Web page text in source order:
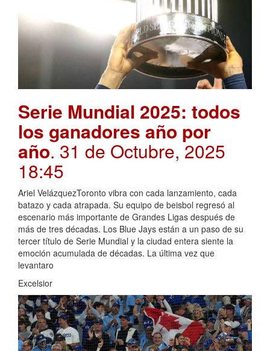
Serie Mundial 2025: todos
los ganadores año por
año. 31 de Octubre, 2025
18:45
Ariel VelázquezToronto vibra con cada lanzamiento, cada
batazo y cada atrapada. Su equipo de beisbol regresó al
escenario más importante de Grandes Ligas después de
más de tres décadas. Los Blue Jays están a un paso de su
tercer título de Serie Mundial y la ciudad entera siente la
emoción acumulada de décadas. La última vez que
levantaro
Excelsior